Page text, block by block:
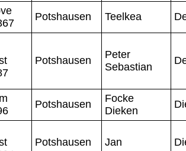
Potshausen Teelkea
Potshausen
Peter
Sebastian
Potshausen
Focke
Dieken
Potshausen Jan